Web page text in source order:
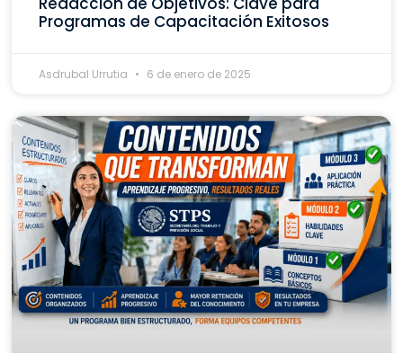
Programas de Capacitación Exitosos
Asdrubal Urrutia 6 de enero de 2025